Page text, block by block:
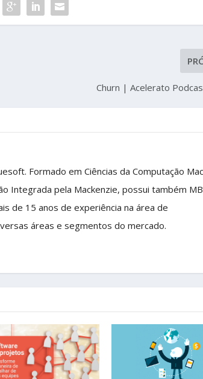
Churn | Acelerato
Formado em Ciências da Computação
Integrada pela Mackenzie, possui também
de 15 anos de experiência na área de
áreas e segmentos do mercado.